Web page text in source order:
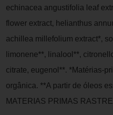
echinacea angustifolia leaf
flower extract, helianthus
achillea millefolium extract*,
limonene**, linalool**,
citrate, eugenol**. *Matérias-
orgânica. **A partir de óleos
MATERIAS PRIMAS